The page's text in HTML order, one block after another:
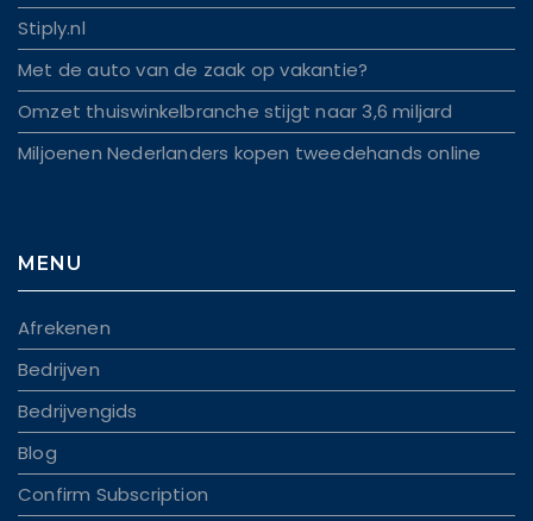
Stiply.nl
Met de auto van de zaak op vakantie?
Omzet thuiswinkelbranche stijgt naar 3,6 miljard
Miljoenen Nederlanders kopen tweedehands online
MENU
Afrekenen
Bedrijven
Bedrijvengids
Blog
Confirm Subscription